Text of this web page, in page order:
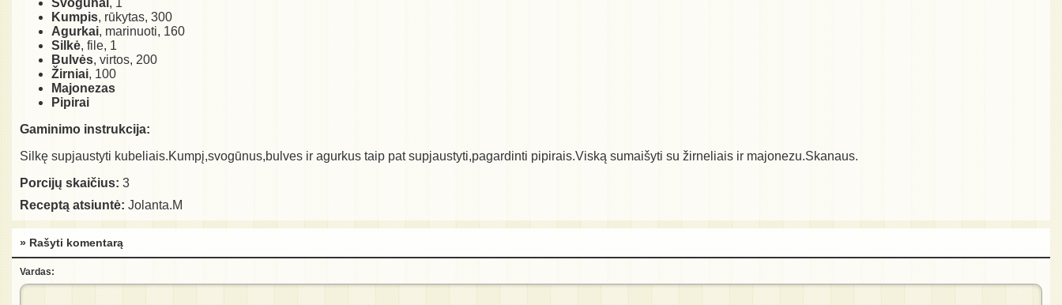
Svogūnai, 1
Kumpis, rūkytas, 300
Agurkai, marinuoti, 160
Silkė, file, 1
Bulvės, virtos, 200
Žirniai, 100
Majonezas
Pipirai
Gaminimo instrukcija:
Silkę supjaustyti kubeliais.Kumpį,svogūnus,bulves ir agurkus taip pat supjaustyti,pagardinti pipirais.Viską sumaišyti su žirneliais ir majonezu.Skanaus.
Porcijų skaičius: 3
Receptą atsiuntė: Jolanta.M
» Rašyti komentarą
Vardas: